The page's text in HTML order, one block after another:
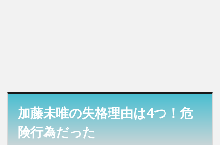
加藤未唯の失格理由は4つ！危
険行為だった